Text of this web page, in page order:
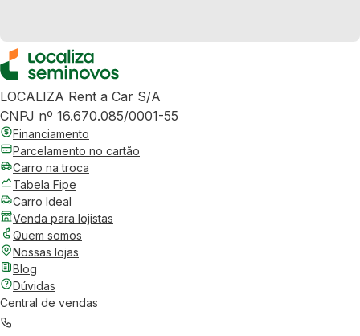
LOCALIZA Rent a Car S/A
CNPJ nº 16.670.085/0001-55
Financiamento
Parcelamento no cartão
Carro na troca
Tabela Fipe
Carro Ideal
Venda para lojistas
Quem somos
Nossas lojas
Blog
Dúvidas
Central de vendas